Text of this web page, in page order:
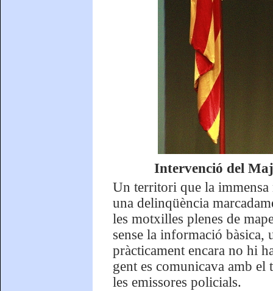
Intervenció del
Un territori que la immensa
una delinqüència
les motxilles plenes de
sense la informació bàsica,
pràcticament encara no hi
gent es comunicava amb
les emissores policials.